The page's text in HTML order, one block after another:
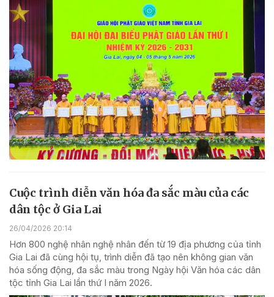
Cuộc trình diễn văn hóa đa sắc màu của các
dân tộc ở Gia Lai
26/04/2026 20:14
Hơn 800 nghệ nhân nghệ nhân đến từ 19 địa phương của tỉnh
Gia Lai đã cùng hội tụ, trình diễn đã tạo nên không gian văn
hóa sống động, đa sắc màu trong Ngày hội Văn hóa các dân
tộc tỉnh Gia Lai lần thứ I năm 2026.